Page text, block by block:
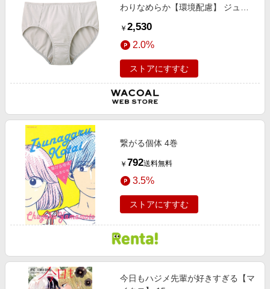
わりなめらか【環境配慮】 ジュニ
￥ 2,530
2.0%
ストアにすすむ
繋がる個体 4巻
￥ 792送料無料
3.5%
ストアにすすむ
今日もハジメ先輩が好きすぎる【マ